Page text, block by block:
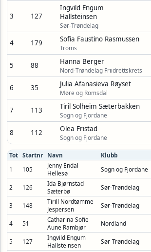
3 127
Ingvild Engum
Hallsteinsen
Sør-Trøndelag
4 179 Sofia Faustino Rasmussen
Troms
5 88 Hanna Berger
Nord-Trøndelag Friidrettskrets
6 35 Julia Afanasieva Røyset
Møre og Romsdal
7 113 Tiril Solheim Sæterbakken
Sogn og Fjordane
8 112 Olea Fristad
Sogn og Fjordane
Tot Startnr Navn Klubb
1
105
Jenny Endal
Hellesø
Sogn og Fjordane
2 126
Ida Bjørnstad
Sæterbø
Sør-Trøndelag
3 148
Tirill Nordtømme
Jespersen
Sør-Trøndelag
4 51
Catharina Sofie
Aune Rambjør
Nordland
5 127
Ingvild Engum
Hallsteinsen
Sør-Trøndelag